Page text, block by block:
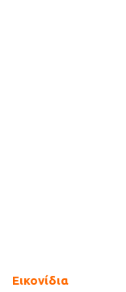
Εικονίδια